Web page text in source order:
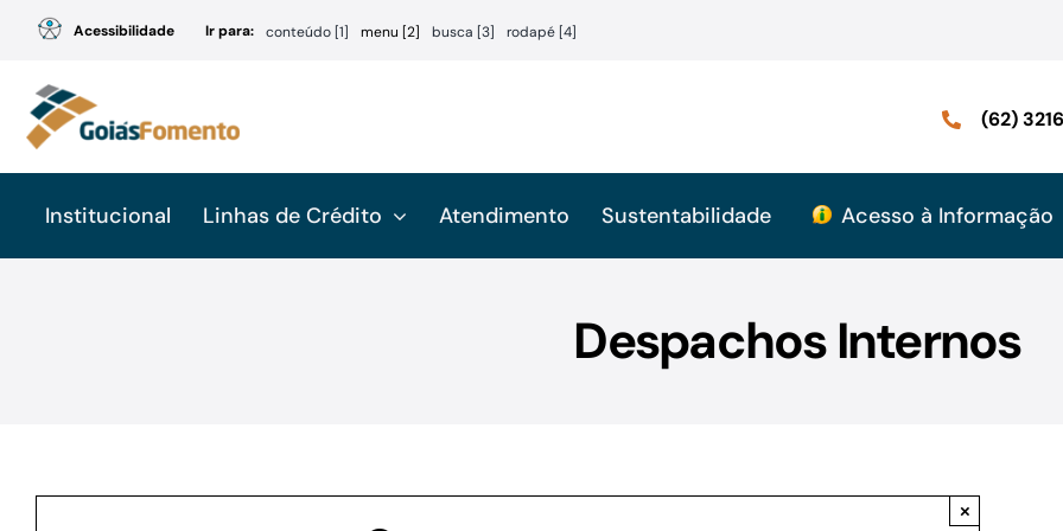
conteúdo
Acessibilidade Ir para: conteúdo [1] menu [2] busca [3] rodapé [4]
(62)
Institucional Linhas de Crédito Atendimento Sustentabilidade Acesso à Informação
Despachos Internos
×